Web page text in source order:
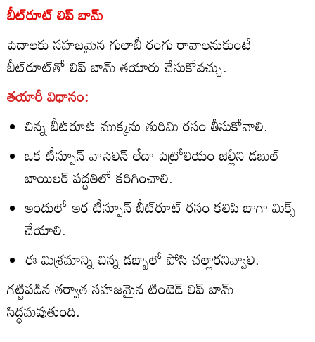
బీట్‌రూట్‌ లిప్ బామ్
పెదాలకు సహజమైన గులాబీ రంగు రావాలనుకుంటే
బీట్‌రూట్‌తో లిప్ బామ్ తయారు చేసుకోవచ్చు.
తయారీ విధానం:
చిన్న బీట్‌రూట్ ముక్కను తురిమి రసం తీసుకోవాలి.
ఒక టీస్పూన్ వాసెలిన్ లేదా పెట్రోలియం జెల్లీని డబుల్
బాయిలర్ పద్ధతిలో కరిగించాలి.
అందులో అర టీస్పూన్ బీట్‌రూట్ రసం కలిపి బాగా మిక్స్
చేయాలి.
ఈ మిశ్రమాన్ని చిన్న డబ్బాలో పోసి చల్లారనివ్వాలి.
గట్టిపడిన తర్వాత సహజమైన టింటెడ్ లిప్ బామ్
సిద్ధమవుతుంది.